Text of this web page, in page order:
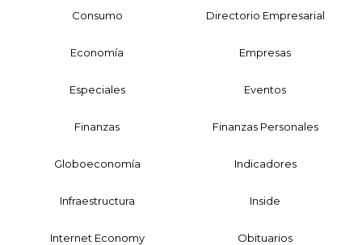
Consumo Directorio Empresarial
Economía Empresas
Especiales Eventos
Finanzas Finanzas Personales
Globoeconomía Indicadores
Infraestructura Inside
Internet Economy Obituarios